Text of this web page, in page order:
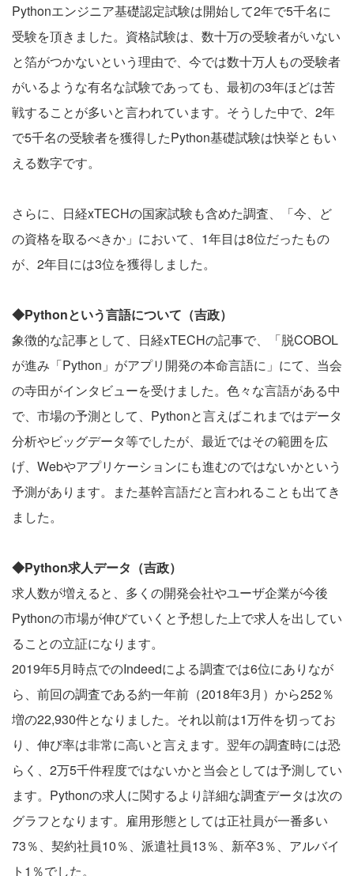
Pythonエンジニア基礎認定試験は開始して2年で5千名に
受験を頂きました。資格試験は、数十万の受験者がいない
と箔がつかないという理由で、今では数十万人もの受験者
がいるような有名な試験であっても、最初の3年ほどは苦
戦することが多いと言われています。そうした中で、2年
で5千名の受験者を獲得したPython基礎試験は快挙ともい
える数字です。
さらに、日経xTECHの国家試験も含めた調査、「今、ど
の資格を取るべきか 」において、1年目は8位だったもの
が、2年目には3位を獲得しました。
◆Pythonという言語について（吉政）
象徴的な記事として、日経xTECHの記事で、「脱COBOL
が進み「Python」がアプリ開発の本命言語に 」にて、当会
の寺田がインタビューを受けました。色々な言語がある中
で、市場の予測として、Pythonと言えばこれまではデータ
分析やビッグデータ等でしたが、最近ではその範囲を広
げ、Webやアプリケーションにも進むのではないかという
予測があります。また基幹言語だと言われることも出てき
ました。
◆Python求人データ（吉政）
求人数が増えると、多くの開発会社やユーザ企業が今後
Pythonの市場が伸びていくと予想した上で求人を出してい
ることの立証になります。
2019年5月時点でのIndeedによる調査では6位にありなが
ら、前回の調査である約一年前（2018年3月）から252％
増の22,930件となりました。それ以前は1万件を切ってお
り、伸び率は非常に高いと言えます。翌年の調査時には恐
らく、2万5千件程度ではないかと当会としては予測してい
ます。Pythonの求人に関するより詳細な調査データは次の
グラフとなります。雇用形態としては正社員が一番多い
73％、契約社員10％、派遣社員13％、新卒3％、アルバイ
ト1％でした。